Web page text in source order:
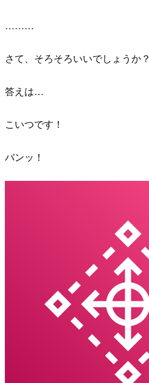
………
さて、そろそろいいでしょうか？
答えは…
こいつです！
バンッ！